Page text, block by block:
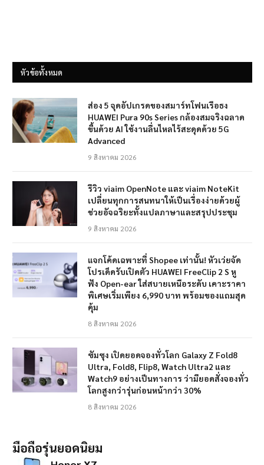
หัวข้อทั้งหมด
ส่อง 5 จุดอัปเกรดของสมาร์ทโฟนเรือธง
HUAWEI Pura 90s Series กล้องสมจริงฉลาด
ขึ้นด้วย AI ใช้งานลื่นไหลไร้สะดุดด้วย 5G
Advanced
9 สิงหาคม 2026
รีวิว viaim OpenNote และ viaim NoteKit
เปลี่ยนทุกการสนทนาให้เป็นเรื่องง่ายด้วยผู้
ช่วยอัจฉริยะทั้งแปลภาษาและสรุปประชุม
9 สิงหาคม 2026
แจกโค้ดเฉพาะที่ Shopee เท่านั้น! หัวเว่ยจัด
โปรเด็ดรับเปิดตัว HUAWEI FreeClip 2 S หู
ฟัง Open-ear ใส่สบายเหนือระดับ เคาะราคา
พิเศษเริ่มเพียง 6,990 บาท พร้อมของแถมสุด
คุ้ม
8 สิงหาคม 2026
ซัมซุง เปิดยอดจองทั่วโลก Galaxy Z Fold8
Ultra, Fold8, Flip8, Watch Ultra2 และ
Watch9 อย่างเป็นทางการ ว่ามียอดสั่งจองทั่ว
โลกสูงกว่ารุ่นก่อนหน้ากว่า 30%
8 สิงหาคม 2026
มือถือรุ่นยอดนิยม